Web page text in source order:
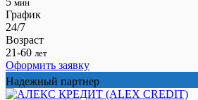
мин
График
24/7
Возраст
21-60 лет
Оформить заявку
Надежный партнер